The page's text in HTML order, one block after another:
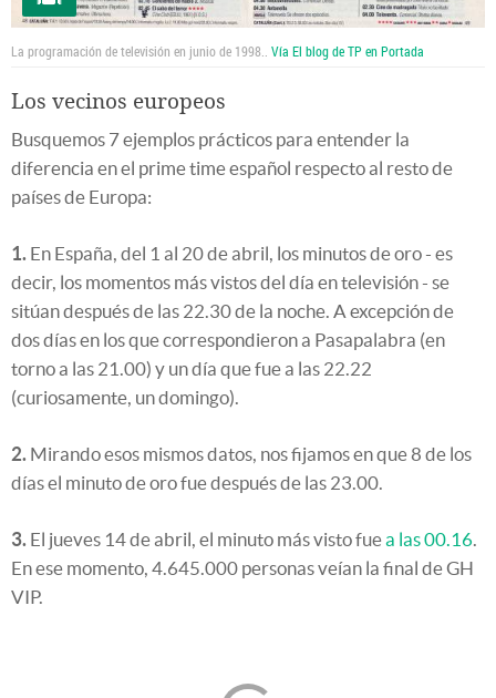
La programación de televisión en junio de 1998.. Vía El blog de TP en Portada
Los vecinos europeos
Busquemos 7 ejemplos prácticos para entender la
diferencia en el prime time español respecto al resto de
países de Europa:
1. En España, del 1 al 20 de abril, los minutos de oro - es
decir, los momentos más vistos del día en televisión - se
sitúan después de las 22.30 de la noche. A excepción de
dos días en los que correspondieron a Pasapalabra (en
torno a las 21.00) y un día que fue a las 22.22
(curiosamente, un domingo).
2. Mirando esos mismos datos, nos fijamos en que 8 de los
días el minuto de oro fue después de las 23.00.
3. El jueves 14 de abril, el minuto más visto fuea las 00.16.
En ese momento, 4.645.000 personas veían la final de GH
VIP.